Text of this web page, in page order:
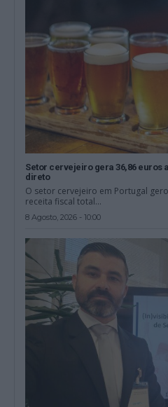
Setor cervejeiro gera 36,86 euros
direto
O setor cervejeiro em Portugal
receita fiscal total...
8 Agosto, 2026 - 10:00